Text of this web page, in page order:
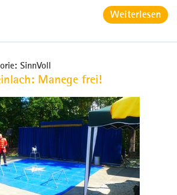
Weiterlesen
SinnVoll
Manege frei!